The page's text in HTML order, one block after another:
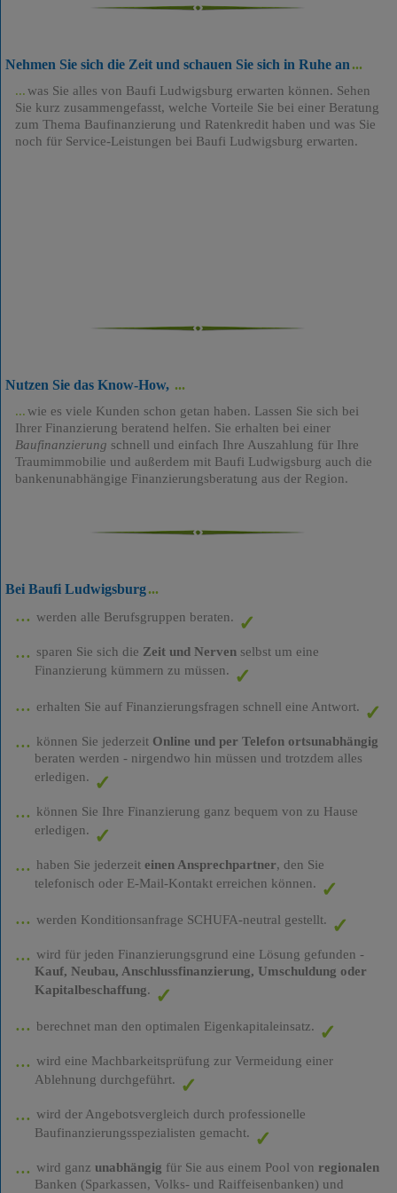
Nehmen Sie sich die Zeit und schauen Sie sich in Ruhe an
was Sie alles von Baufi Ludwigsburg erwarten können. Sehen
Sie kurz zusammengefasst, welche Vorteile Sie bei einer Beratung
zum Thema Baufinanzierung und Ratenkredit haben und was Sie
noch für Service-Leistungen bei Baufi Ludwigsburg erwarten.
Nutzen Sie das Know-How,
wie es viele Kunden schon getan haben. Lassen Sie sich bei
Ihrer Finanzierung beratend helfen. Sie erhalten bei einer
Baufinanzierung schnell und einfach Ihre Auszahlung für Ihre
Traumimmobilie und außerdem mit Baufi Ludwigsburg auch die
bankenunabhängige Finanzierungsberatung aus der Region.
Bei Baufi Ludwigsburg
werden alle Berufsgruppen beraten.
sparen Sie sich die Zeit und Nervenselbst um eine
Finanzierung kümmern zu müssen.
erhalten Sie auf Finanzierungsfragen schnell eine Antwort.
können Sie jederzeit Online und per Telefon ortsunabhängig
beraten werden - nirgendwo hin müssen und trotzdem alles
erledigen.
können Sie Ihre Finanzierung ganz bequem von zu Hause
erledigen.
haben Sie jederzeit einen Ansprechpartner, den Sie
telefonisch oder E-Mail-Kontakt erreichen können.
werden Konditionsanfrage SCHUFA-neutral gestellt.
wird für jeden Finanzierungsgrund eine Lösung gefunden -
Kauf, Neubau, Anschlussfinanzierung, Umschuldung oder
Kapitalbeschaffung.
berechnet man den optimalen Eigenkapitaleinsatz.
wird eine Machbarkeitsprüfung zur Vermeidung einer
Ablehnung durchgeführt.
wird der Angebotsvergleich durch professionelle
Baufinanzierungsspezialisten gemacht.
wird ganz unabhängig für Sie aus einem Pool von regionalen
Banken (Sparkassen, Volks- und Raiffeisenbanken) und